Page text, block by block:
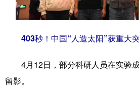
食品 人居 信
彩票 娱乐
403秒！中国“人造太阳”获重大
4月12日，部分科研人员在实验
留影。